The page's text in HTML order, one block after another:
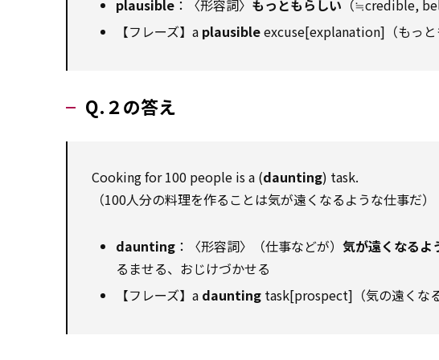
plausible ：〈形容詞〉 もっともらしい （≒credible,
【フレーズ】a plausibleexcuse[explanation]（もっと
Q.２の答え
Cooking for 100 people is a (daunting) task.
（100人分の料理を作ることは気が遠くなるような仕事だ）
daunting ：〈形容詞〉（仕事などが） 気が遠くなるよ
るませる、おじけづかせる
【フレーズ】a daunting task[prospect]（気の遠くな